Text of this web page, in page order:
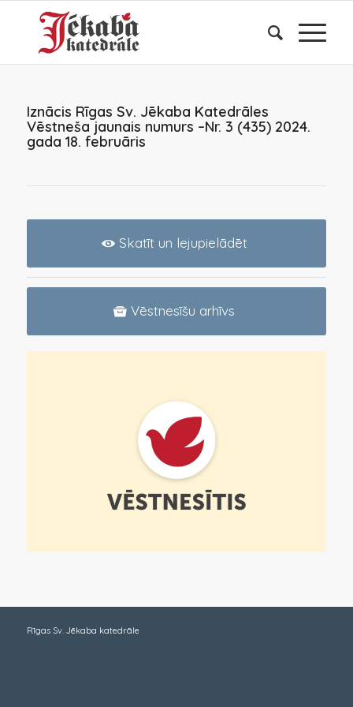
Iznācis Rīgas Sv. Jēkaba Katedrāles
Vēstneša jaunais numurs –Nr. 3 (435) 2024.
gada 18. februāris
Skatīt un lejupielādēt
Vēstnesīšu arhīvs
Rīgas Sv. Jēkaba katedrāle